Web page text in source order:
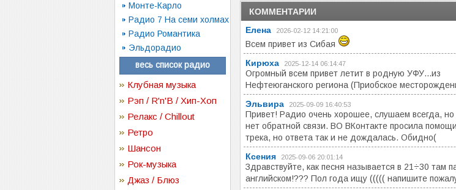
Монте-Карло
Радио 7 На семи холмах
Радио Романтика
Эльдорадио
весь список радио
Клубная музыка
Рэп / R'n'B / Хип-Хоп
Релакс / Chillout
Ретро
Шансон
Рок-музыка
Джаз / Блюз
КОММЕНТАРИИ
Елена
2026-02-12 14:21:00
Всем привет из Сибая
Кирюха
2025-12-14 06:14:47
Огромный всем привет летит в родную УФУ...из
Нефтеюганского региона (Приобское
Эльвира
2025-09-09 16:40:53
Привет! Радио очень хорошее, слушаем всегда, но
нет обратной связи. ВО ВКонтакте просила
трека, но ответа так и не дождалась. Обидно(
Ксения
2025-09-06 20:01:14
Здравствуйте, как песня называется в 21÷30 там
английском!??? Пол года ищу ((((( напишите